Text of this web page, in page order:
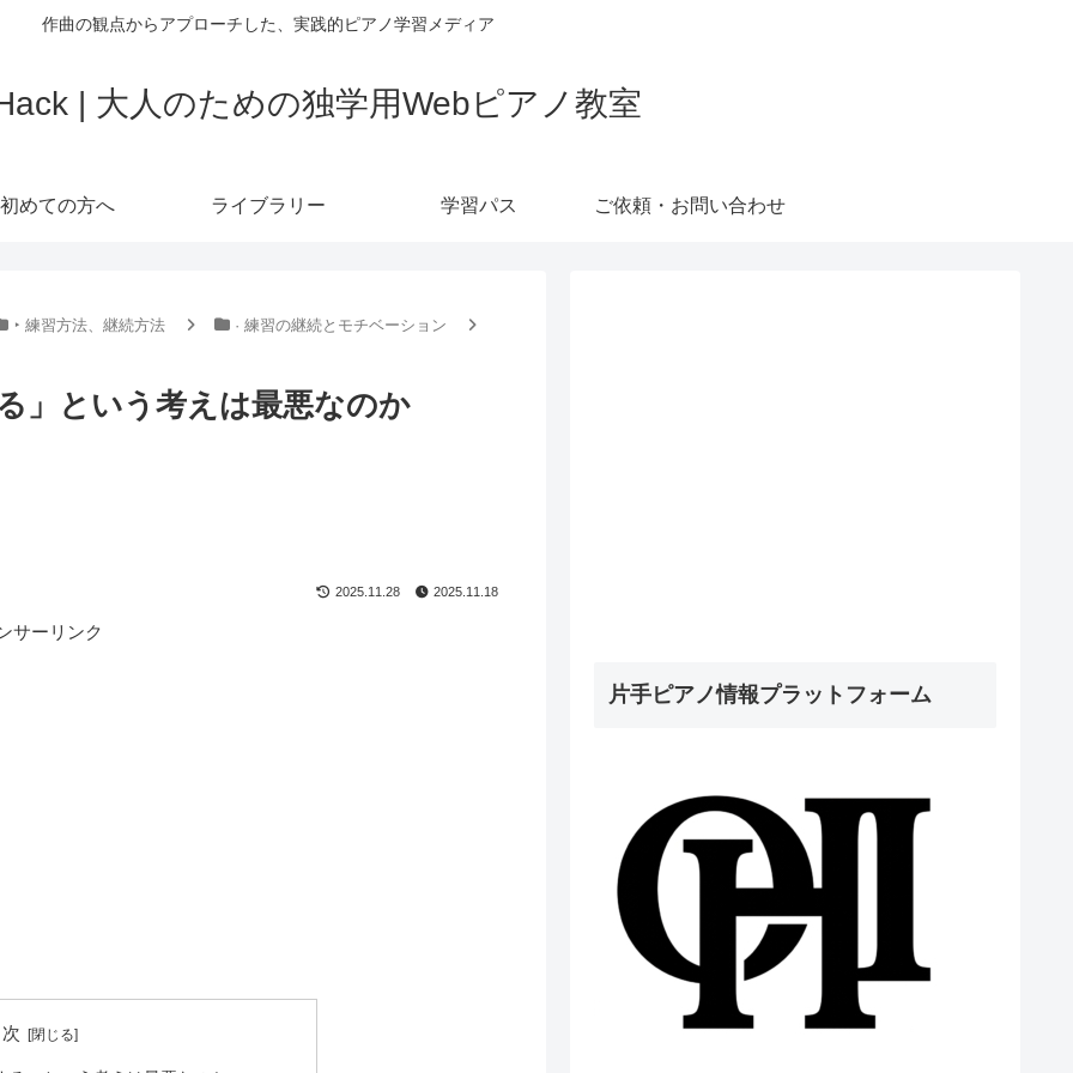
作曲の観点からアプローチした、実践的ピアノ学習メディア
| 大人のための独学用Webピアノ教室
初めての方へ ライブラリー 学習パス ご依頼・お問い合わせ
‣ 練習方法、継続方法 · 練習の継続とモチベーション
」という考えは最悪なのか
2025.11.28 2025.11.18
サーリンク
片手ピアノ情報プラットフォーム